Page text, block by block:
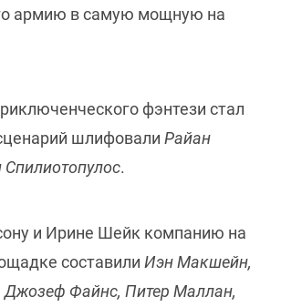
армию в самую мощную на
фэнтези стал
шлифовали Райан
Спилиотопулос.
и Ирине Шейк компанию на
составили Иэн Макшейн,
Джозеф Файнс, Питер Маллан,